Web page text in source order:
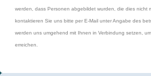
werden, dass Personen abgebildet wurden, die dies nicht
kontaktieren Sie uns bitte per E-Mail unter Angabe des
werden uns umgehend mit Ihnen in Verbindung setzen,
erreichen.